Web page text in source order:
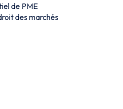
de PME
des marchés